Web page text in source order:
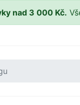
nad 3 000 Kč.